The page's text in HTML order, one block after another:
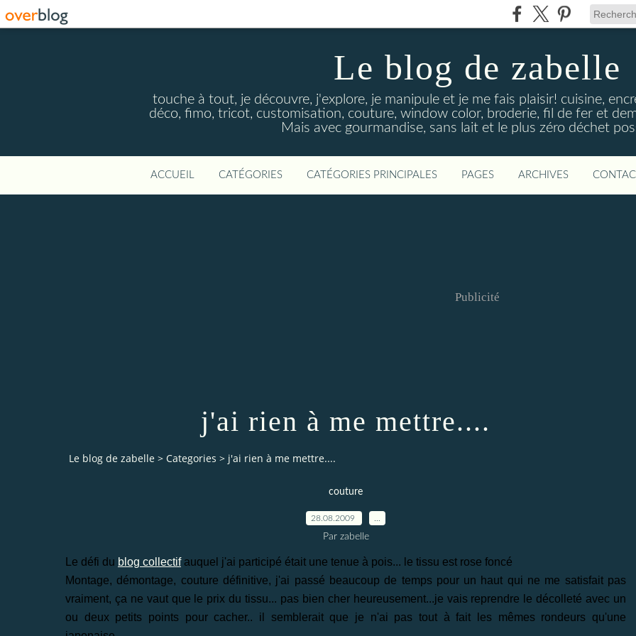
Le blog de zabelle
touche à tout, je découvre, j'explore, je manipule et je me fais plaisir! cuisine,
déco, fimo, tricot, customisation, couture, window color, broderie, fil de fer et
Mais avec gourmandise, sans lait et le plus zéro déchet
ACCUEIL CATÉGORIES CATÉGORIES PRINCIPALES PAGES ARCHIVES
Publicité
j'ai rien à me mettre....
Le blog de zabelle > Categories > j'ai rien à me mettre....
couture
28.08.2009
Par zabelle
Le défi du blog collectifauquel j'ai participé était une tenue à pois... le tissu est rose foncé
Montage, démontage, couture définitive, j'ai passé beaucoup de temps pour un haut qui ne me satisfait pas
vraiment, ça ne vaut que le prix du tissu... pas bien cher heureusement...je vais reprendre le décolleté avec un
ou deux petits points pour cacher.. il semblerait que je n'ai pas tout à fait les mêmes rondeurs qu'une